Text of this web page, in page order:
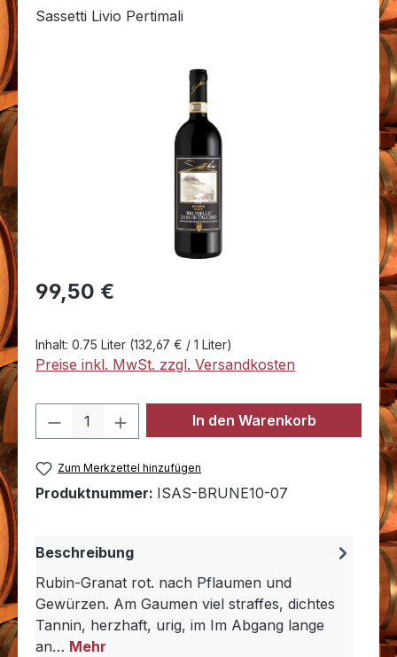
Sassetti Livio Pertimali
Bildergalerie überspringen
Regulärer Preis:
99,50 €
Inhalt: 0.75 Liter (132,67 € / 1 Liter)
Preise inkl. MwSt. zzgl. Versandkosten
Produkt Anzahl: Gib den
In den Warenkorb
Zum Merkzettel hinzufügen
Produktnummer: ISAS-BRUNE10-07
Beschreibung
Rubin-Granat rot. nach Pflaumen und
Gewürzen. Am Gaumen viel straffes, dichtes
Tannin, herzhaft, urig, im Im Abgang lange
an… Mehr